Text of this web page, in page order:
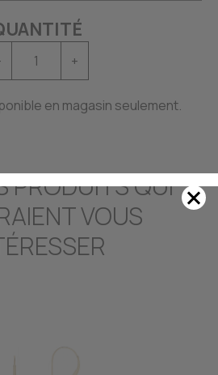
+
en magasin seulement.
PRODUITS QUI
VOUS